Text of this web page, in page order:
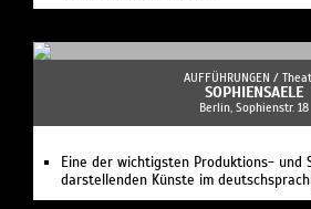
AUFFÜHRUNGEN /
SOPHIENSAELE
Berlin, Sophienstr. 18
Eine der wichtigsten Produktions- und
darstellenden Künste im